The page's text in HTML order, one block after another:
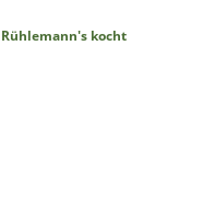
Rühlemann's kocht